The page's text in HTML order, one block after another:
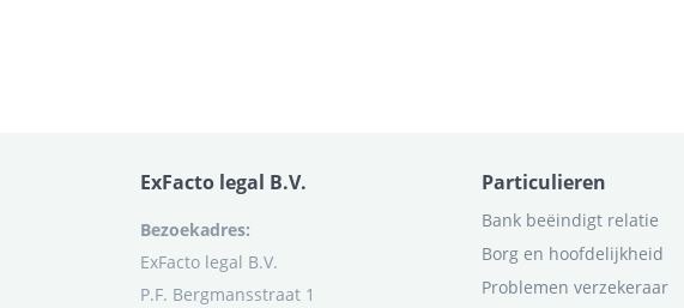
ExFacto legal B.V.
Bezoekadres:
ExFacto legal B.V.
P.F. Bergmansstraat 1
Particulieren
Bank beëindigt relatie
Borg en hoofdelijkheid
Problemen verzekeraar